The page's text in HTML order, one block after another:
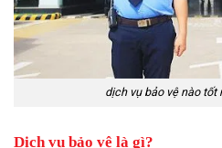
dịch vụ bảo vệ nào tốt
Dịch vụ bảo vệ là gì?